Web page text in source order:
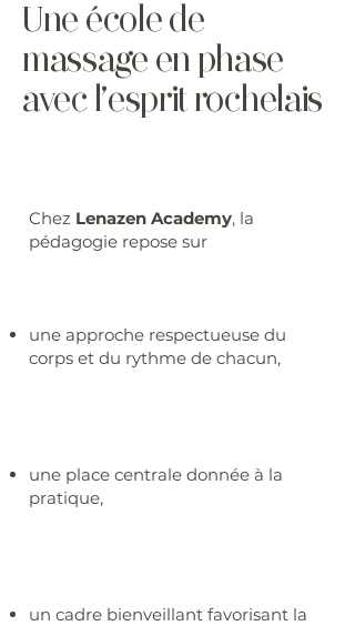
Une école de
massage en phase
avec l’esprit rochelais
Chez Lenazen Academy, la
pédagogie repose sur
une approche respectueuse du
corps et du rythme de chacun,
une place centrale donnée à la
pratique,
un cadre bienveillant favorisant la